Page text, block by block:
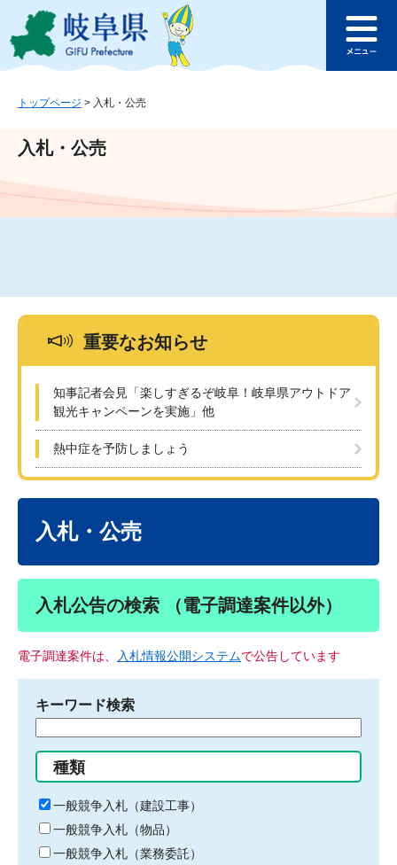
ジ
ュ
文
このページの本文へ
ュ
トップページ > 入札・公売
入札・公売
重要なお知らせ
知事記者会見「楽しすぎるぞ岐阜！岐阜県アウトドア
観光キャンペーンを実施」他
熱中症を予防しましょう
入札・公売
入札公告の検索 （電子調達案件以外）
電子調達案件は、 入札情報公開システムで公告しています
キーワード検索
る
キ
ー
ワ
ー
種類
一般競争入札（建設工事）
一般競争入札（物品）
一般競争入札（業務委託）